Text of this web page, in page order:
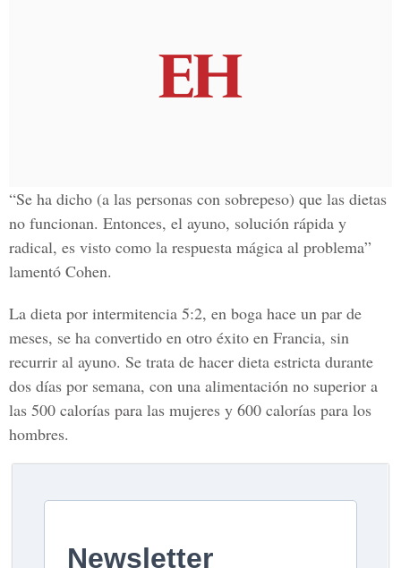
“Se ha dicho (a las personas con sobrepeso) que las dietas
no funcionan. Entonces, el ayuno, solución rápida y
radical, es visto como la respuesta mágica al problema”
lamentó Cohen.
La dieta por intermitencia 5:2, en boga hace un par de
meses, se ha convertido en otro éxito en Francia, sin
recurrir al ayuno. Se trata de hacer dieta estricta durante
dos días por semana, con una alimentación no superior a
las 500 calorías para las mujeres y 600 calorías para los
hombres.